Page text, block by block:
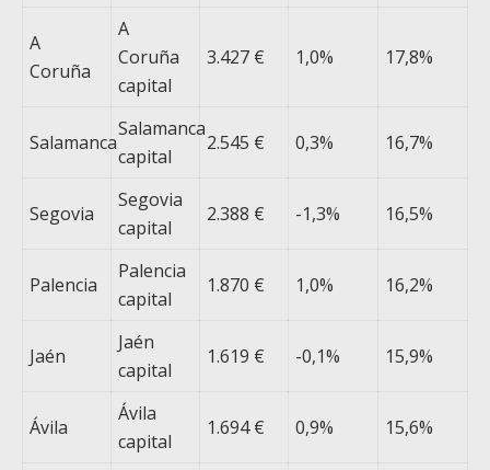
A
Coruña
A
Coruña
capital
3.427 € 1,0% 17,8%
Salamanca
Salamanca
capital
2.545 € 0,3% 16,7%
Segovia
Segovia
capital
2.388 € -1,3% 16,5%
Palencia
Palencia
capital
1.870 € 1,0% 16,2%
Jaén
Jaén
capital
1.619 € -0,1% 15,9%
Ávila
Ávila
capital
1.694 € 0,9% 15,6%